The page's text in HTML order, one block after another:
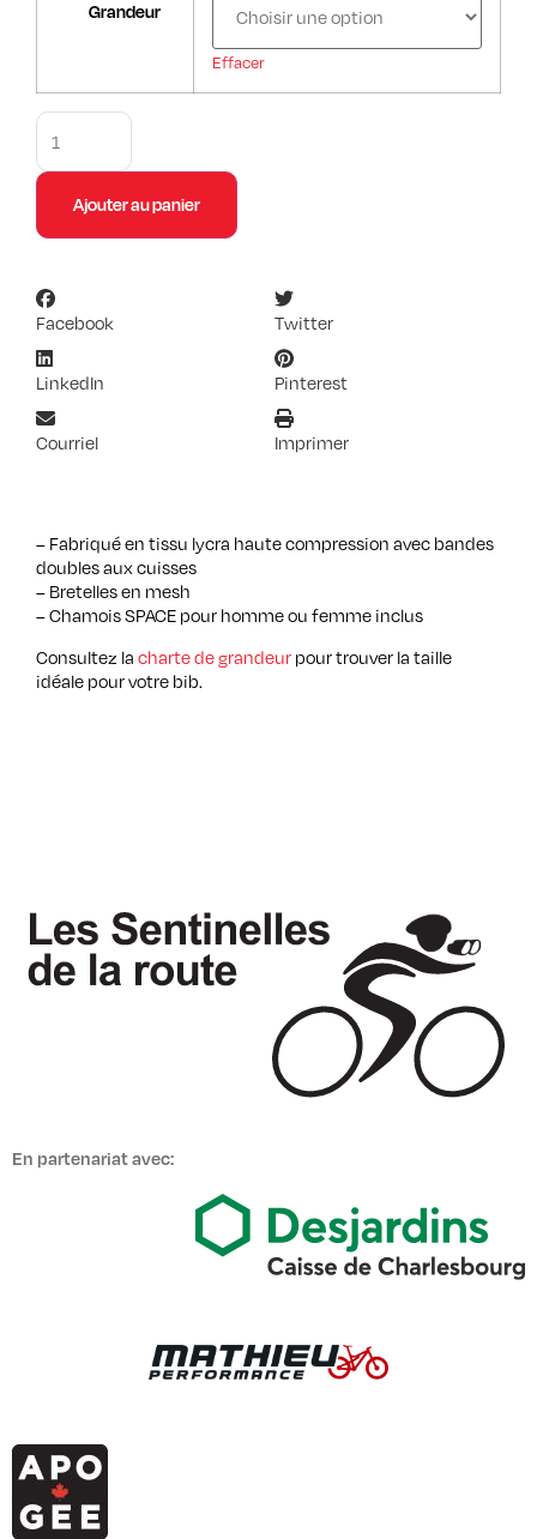
Grandeur
Effacer
Ajouter au panier
Facebook Twitter
LinkedIn Pinterest
Courriel Imprimer
– Fabriqué en tissu lycra haute compression avec bandes
doubles aux cuisses
– Bretelles en mesh
– Chamois SPACE pour homme ou femme inclus
Consultez la charte de grandeur pour trouver la taille
idéale pour votre bib.
En partenariat avec: